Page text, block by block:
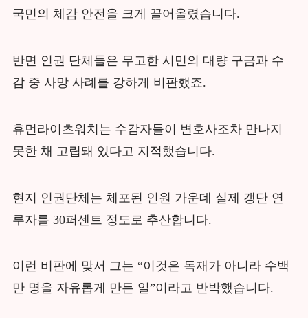
국민의 체감 안전을 크게 끌어올렸습니다.
반면 인권 단체들은 무고한 시민의 대량 구금과 수
감 중 사망 사례를 강하게 비판했죠.
휴먼라이츠워치는 수감자들이 변호사조차 만나지
못한 채 고립돼 있다고 지적했습니다.
현지 인권단체는 체포된 인원 가운데 실제 갱단 연
루자를 30퍼센트 정도로 추산합니다.
이런 비판에 맞서 그는 “이것은 독재가 아니라 수백
만 명을 자유롭게 만든 일”이라고 반박했습니다.